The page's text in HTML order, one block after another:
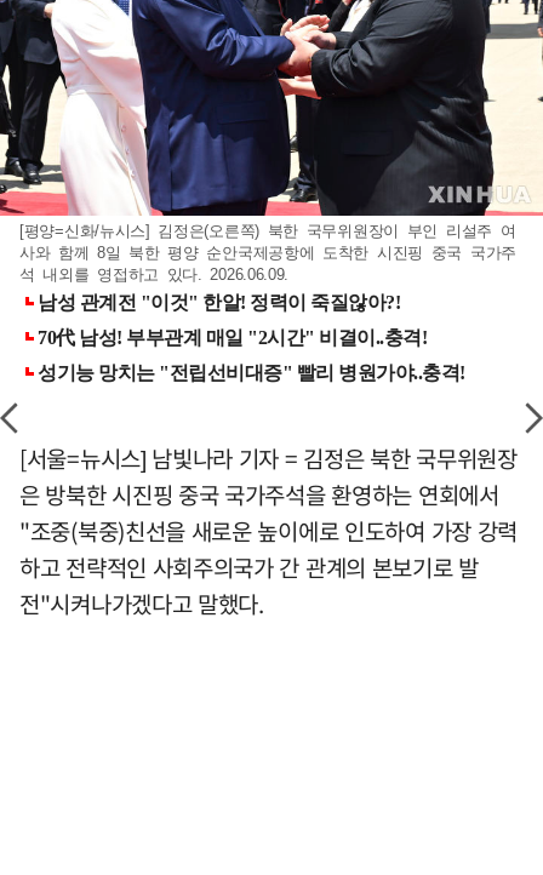
[평양=신화/뉴시스] 김정은(오른쪽) 북한 국무위원장이 부인 리설주 여
사와 함께 8일 북한 평양 순안국제공항에 도착한 시진핑 중국 국가주
석 내외를 영접하고 있다. 2026.06.09.
[서울=뉴시스] 남빛나라 기자 = 김정은 북한 국무위원장
은 방북한 시진핑 중국 국가주석을 환영하는 연회에서
"조중(북중)친선을 새로운 높이에로 인도하여 가장 강력
하고 전략적인 사회주의국가 간 관계의 본보기로 발
전"시켜나가겠다고 말했다.